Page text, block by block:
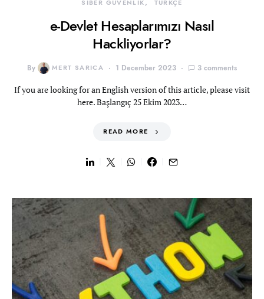
SİBER GÜVENLİK TÜRKÇE
e-Devlet Hesaplarımızı Nasıl
Hackliyorlar?
By MERT SARICA 1 December 2023 3 comments
If you are looking for an English version of this article, please visit
here. Başlangıç 25 Ekim 2023…
READ MORE